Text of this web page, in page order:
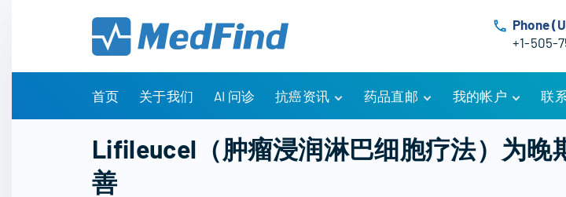
Phone
+1-505-
首页 关于我们 AI 问诊 抗癌资讯
有问有答
诊疗指南
药品直邮
购物车
订单追踪
我的帐户
账户详情
我的订单
联
Lifileucel（肿瘤浸润淋巴细胞疗法）为晚
善